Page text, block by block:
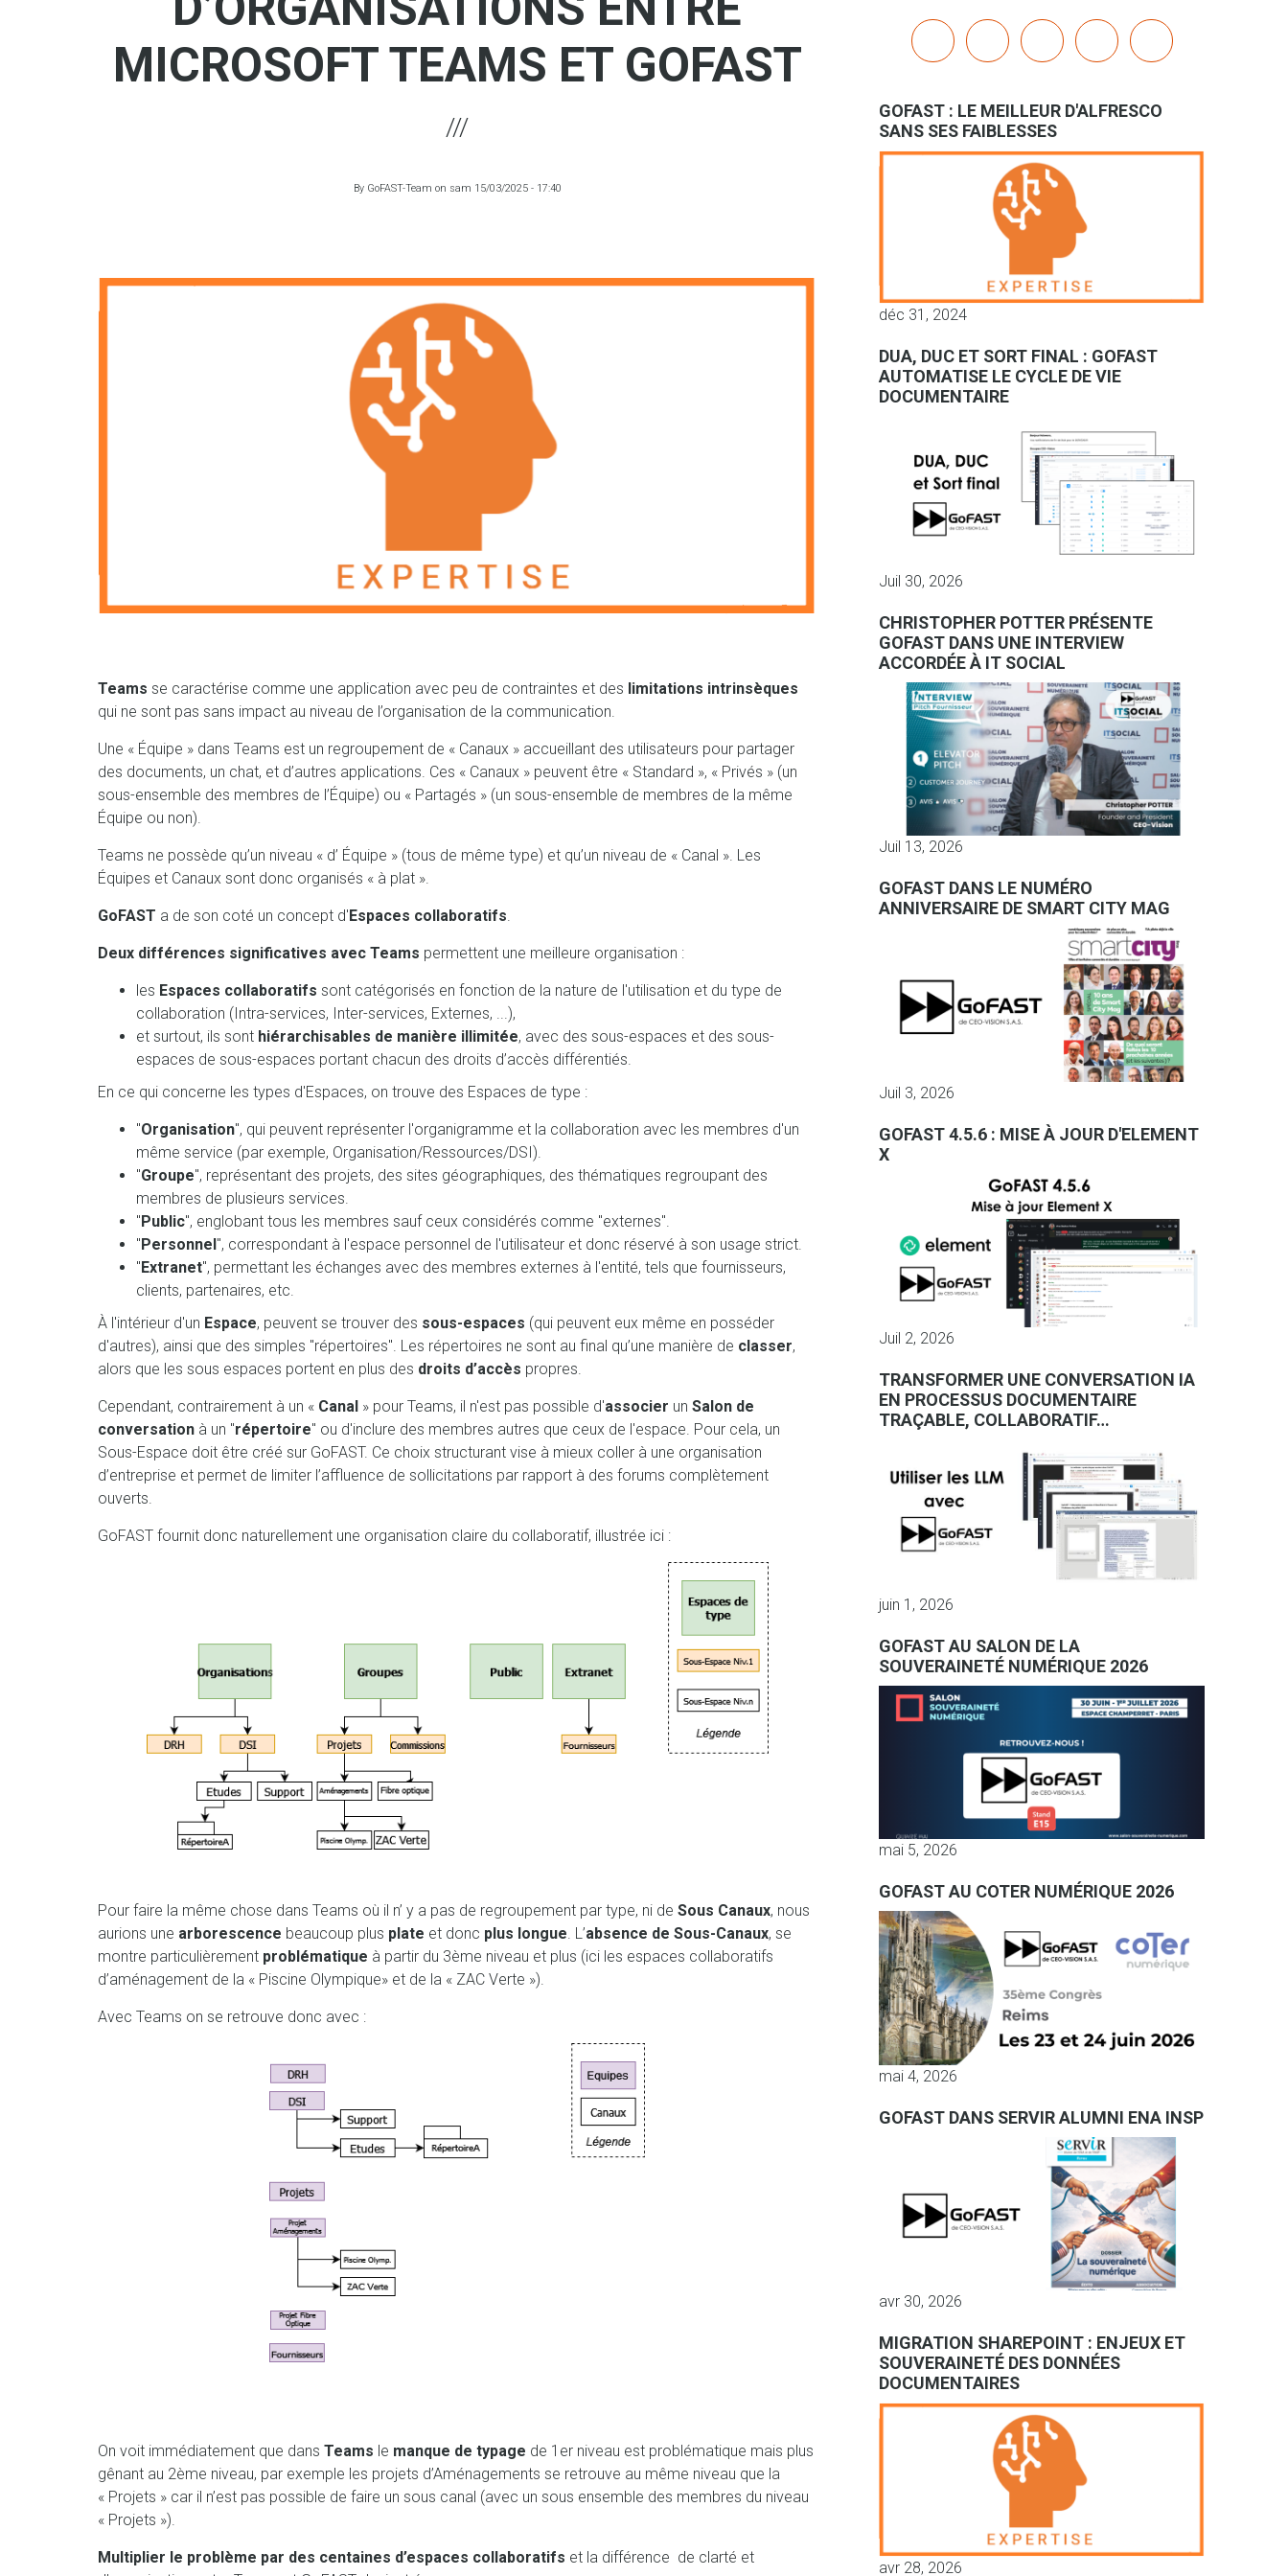
MICROSOFT TEAMS ET GOFAST
By GoFAST-Team on sam 15/03/2025 - 17:40
Teams se caractérise comme une application avec peu de contraintes et des limitations intrinsèques
qui ne sont pas sans impact au niveau de l’organisation de la communication.
Une « Équipe » dans Teams est un regroupement de « Canaux » accueillant des utilisateurs pour partager
des documents, un chat, et d’autres applications. Ces « Canaux » peuvent être « Standard », « Privés » (un
sous-ensemble des membres de l’Équipe) ou « Partagés » (un sous-ensemble de membres de la même
Équipe ou non).
Teams ne possède qu’un niveau « d’ Équipe » (tous de même type) et qu’un niveau de « Canal ». Les
Équipes et Canaux sont donc organisés « à plat ».
GoFAST a de son coté un concept d' Espaces collaboratifs.
Deux différences significatives avec Teams permettent une meilleure organisation :
les Espaces collaboratifs sont catégorisés en fonction de la nature de l'utilisation et du type de
collaboration (Intra-services, Inter-services, Externes, ...),
et surtout, ils sont hiérarchisables de manière illimitée, avec des sous-espaces et des sous-
espaces de sous-espaces portant chacun des droits d’accès différentiés.
En ce qui concerne les types d'Espaces, on trouve des Espaces de type :
"Organisation", qui peuvent représenter l'organigramme et la collaboration avec les membres d'un
même service (par exemple, Organisation/Ressources/DSI).
"Groupe", représentant des projets, des sites géographiques, des thématiques regroupant des
membres de plusieurs services.
" Public", englobant tous les membres sauf ceux considérés comme "externes".
" Personnel ", correspondant à l'espace personnel de l'utilisateur et donc réservé à son usage strict.
" Extranet", permettant les échanges avec des membres externes à l'entité, tels que fournisseurs,
clients, partenaires, etc.
À l'intérieur d'un Espace, peuvent se trouver des sous-espaces (qui peuvent eux même en posséder
d'autres), ainsi que des simples "répertoires". Les répertoires ne sont au final qu’une manière de classer,
alors que les sous espaces portent en plus des droits d’accès propres.
Cependant, contrairement à un « Canal » pour Teams, il n'est pas possible d'associer un Salon de
conversation à un "répertoire" ou d'inclure des membres autres que ceux de l'espace. Pour cela, un
Sous-Espace doit être créé sur GoFAST. Ce choix structurant vise à mieux coller à une organisation
d’entreprise et permet de limiter l’affluence de sollicitations par rapport à des forums complètement
ouverts.
GoFAST fournit donc naturellement une organisation claire du collaboratif, illustrée ici :
Pour faire la même chose dans Teams où il n’ y a pas de regroupement par type, ni de Sous Canaux, nous
aurions une arborescence beaucoup plus plate et donc plus longue. L’absence de Sous-Canaux, se
montre particulièrement problématique à partir du 3ème niveau et plus (ici les espaces collaboratifs
d’aménagement de la « Piscine Olympique» et de la « ZAC Verte »).
Avec Teams on se retrouve donc avec :
On voit immédiatement que dans Teams le manque de typage de 1er niveau est problématique mais plus
gênant au 2ème niveau, par exemple les projets d’Aménagements se retrouve au même niveau que la
« Projets » car il n’est pas possible de faire un sous canal (avec un sous ensemble des membres du niveau
« Projets »).
Multiplier le problème par des centaines d’espaces collaboratifs et la différence de clarté et
linkedinyoutubebluesky mastodon
GOFAST : LE MEILLEUR D'ALFRESCO
SANS SES FAIBLESSES
déc 31, 2024
DUA, DUC ET SORT FINAL : GOFAST
AUTOMATISE LE CYCLE DE VIE
DOCUMENTAIRE
Juil 30, 2026
CHRISTOPHER POTTER PRÉSENTE
GOFAST DANS UNE INTERVIEW
ACCORDÉE À IT SOCIAL
Juil 13, 2026
GOFAST DANS LE NUMÉRO
ANNIVERSAIRE DE SMART CITY MAG
Juil 3, 2026
GOFAST 4.5.6 : MISE À JOUR D'ELEMENT
X
Juil 2, 2026
TRANSFORMER UNE CONVERSATION IA
EN PROCESSUS DOCUMENTAIRE
TRAÇABLE, COLLABORATIF…
juin 1, 2026
GOFAST AU SALON DE LA
SOUVERAINETÉ NUMÉRIQUE 2026
mai 5, 2026
GOFAST AU COTER NUMÉRIQUE 2026
mai 4, 2026
GOFAST DANS SERVIR ALUMNI ENA INSP
avr 30, 2026
MIGRATION SHAREPOINT : ENJEUX ET
SOUVERAINETÉ DES DONNÉES
DOCUMENTAIRES
avr 28, 2026